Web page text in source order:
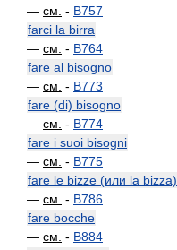
— см. - B757
farci la birra
— см. - B764
fare al bisogno
— см. - B773
fare (di) bisogno
— см. - B774
fare i suoi bisogni
— см. - B775
fare le bizze (или la bizza)
— см. - B786
fare bocche
— см. - B884